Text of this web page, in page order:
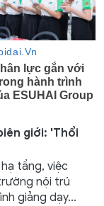
giới: 'Thổi
tầng, việc
nội trú
giảng dạy...